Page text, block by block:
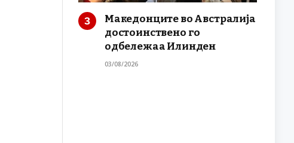
Македонците во Австралија
достоинствено го
одбележаа Илинден
03/08/2026